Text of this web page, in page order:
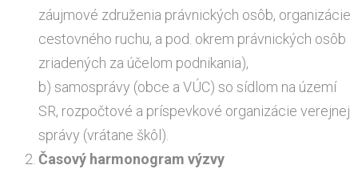
záujmové združenia právnických osôb, organizácie
cestovného ruchu, a pod. okrem právnických osôb
zriadených za účelom podnikania),
b) samosprávy (obce a VÚC) so sídlom na území
SR, rozpočtové a príspevkové organizácie verejnej
správy (vrátane škôl).
Časový harmonogram výzvy